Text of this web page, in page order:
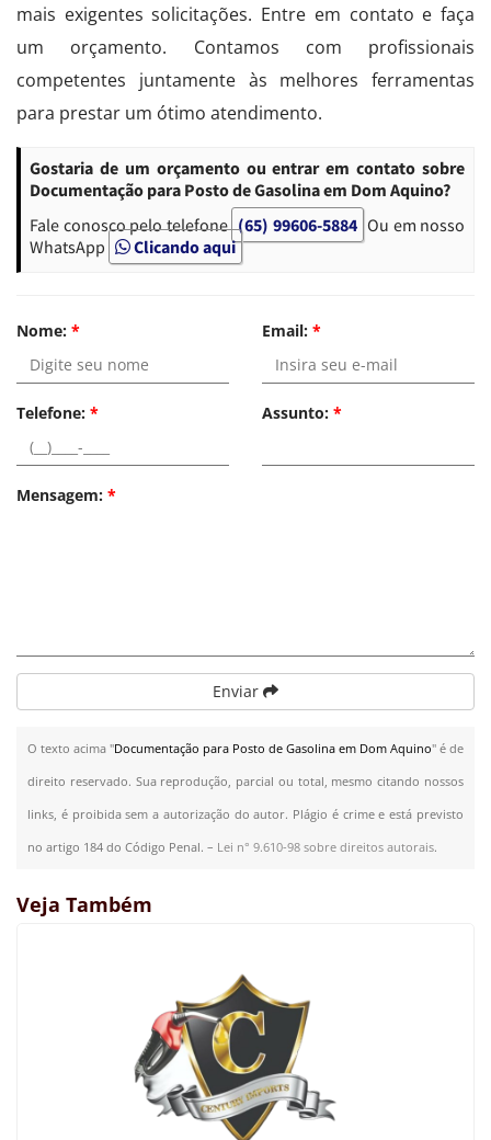
mais exigentes solicitações. Entre em contato e faça
um orçamento. Contamos com profissionais
competentes juntamente às melhores ferramentas
para prestar um ótimo atendimento.
Gostaria de um orçamento ou entrar em contato sobre
Documentação para Posto de Gasolina em Dom Aquino?
Fale conosco pelo telefone (65) 99606-5884 Ou em nosso
WhatsApp
Clicando aqui
Nome: * Email: *
Telefone: * Assunto: *
Mensagem: *
Enviar
O texto acima "Documentação para Posto de Gasolina em Dom Aquino" é de
direito reservado. Sua reprodução, parcial ou total, mesmo citando nossos
links, é proibida sem a autorização do autor. Plágio é crime e está previsto
no artigo 184 do Código Penal. – Lei n° 9.610-98 sobre direitos autorais.
Veja Também